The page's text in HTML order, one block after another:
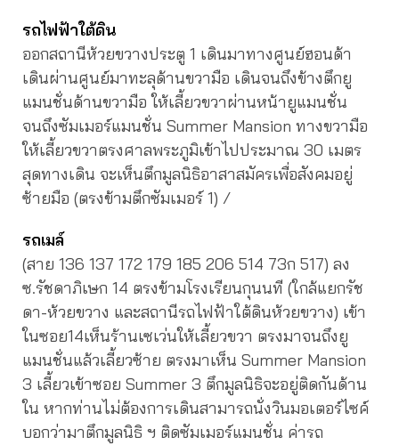
รถไฟฟ้าใต้ดิน
ออกสถานีห้วยขวางประตู 1 เดินมาทางศูนย์ฮอนด้า
เดินผ่านศูนย์มาทะลุด้านขวามือ เดินจนถึงข้างตึกยู
แมนชั่นด้านขวามือ ให้เลี้ยวขวาผ่านหน้ายูแมนชั่น
จนถึงซัมเมอร์แมนชั่น Summer Mansion ทางขวามือ
ให้เลี้ยวขวาตรงศาลพระภูมิเข้าไปประมาณ 30 เมตร
สุดทางเดิน จะเห็นตึกมูลนิธิอาสาสมัครเพื่อสังคมอยู่
ซ้ายมือ (ตรงข้ามตึกซัมเมอร์ 1) /
รถเมล์
(สาย 136 137 172 179 185 206 514 73ก 517) ลง
ซ.รัชดาภิเษก 14 ตรงข้ามโรงเรียนกุนนที (ใกล้แยกรัช
ดา-ห้วยขวาง และสถานีรถไฟฟ้าใต้ดินห้วยขวาง) เข้า
ในซอย14เห็นร้านเซเว่นให้เลี้ยวขวา ตรงมาจนถึงยู
แมนชั่นแล้วเลี้ยวซ้าย ตรงมาเห็น Summer Mansion
3 เลี้ยวเข้าซอย Summer 3 ตึกมูลนิธิจะอยู่ติดกันด้าน
ใน หากท่านไม่ต้องการเดินสามารถนั่งวินมอเตอร์ไซค์
บอกว่ามาตึกมูลนิธิ ฯ ติดซัมเมอร์แมนชั่น ค่ารถ